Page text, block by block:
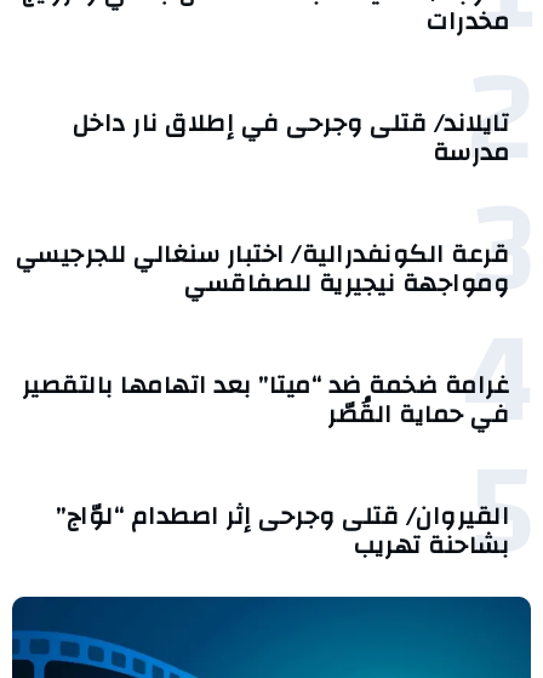
مخدرات
2
تايلاند/ قتلى وجرحى في إطلاق نار داخل
مدرسة
3
قرعة الكونفدرالية/ اختبار سنغالي للجرجيسي
ومواجهة نيجيرية للصفاقسي
4
غرامة ضخمة ضد “ميتا” بعد اتهامها بالتقصير
في حماية القُصّر
5
القيروان/ قتلى وجرحى إثر اصطدام “لوّاج”
بشاحنة تهريب